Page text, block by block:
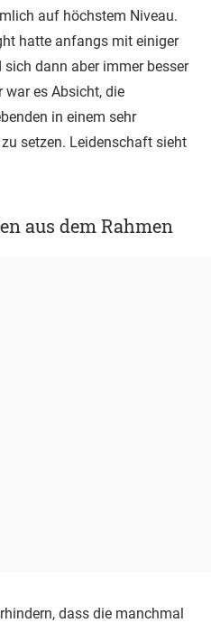
auf höchstem Niveau.
hatte anfangs mit einiger
dann aber immer besser
war es Absicht, die
in einem sehr
setzen. Leidenschaft sieht
aus dem Rahmen
dass die manchmal